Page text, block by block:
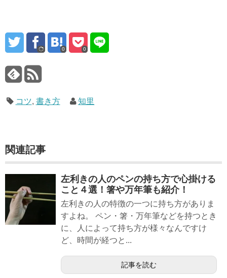
0 0
コツ, 書き方 知里
関連記事
左利きの人のペンの持ち方で心掛ける
こと４選！箸や万年筆も紹介！
左利きの人の特徴の一つに持ち方がありま
すよね。 ペン・箸・万年筆などを持つとき
に、人によって持ち方が様々なんですけ
ど、時間が経つと...
記事を読む